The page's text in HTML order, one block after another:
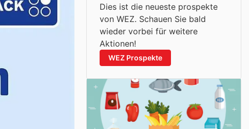
Dies ist die neueste prospekte
von WEZ. Schauen Sie bald
wieder vorbei für weitere
Aktionen!
WEZ Prospekte